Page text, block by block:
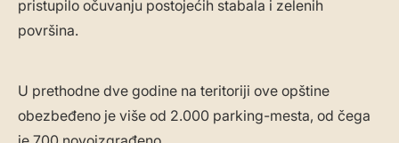
pristupilo očuvanju postojećih stabala i zelenih
površina.
U prethodne dve godine na teritoriji ove opštine
obezbeđeno je više od 2.000 parking-mesta, od čega